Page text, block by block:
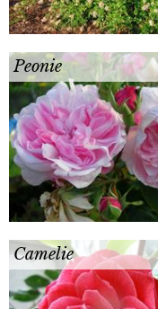
Peonie
Camelie